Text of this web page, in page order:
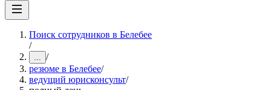
Поиск сотрудников в Белебее
/
... /
резюме в Белебее/
ведущий юрисконсульт/